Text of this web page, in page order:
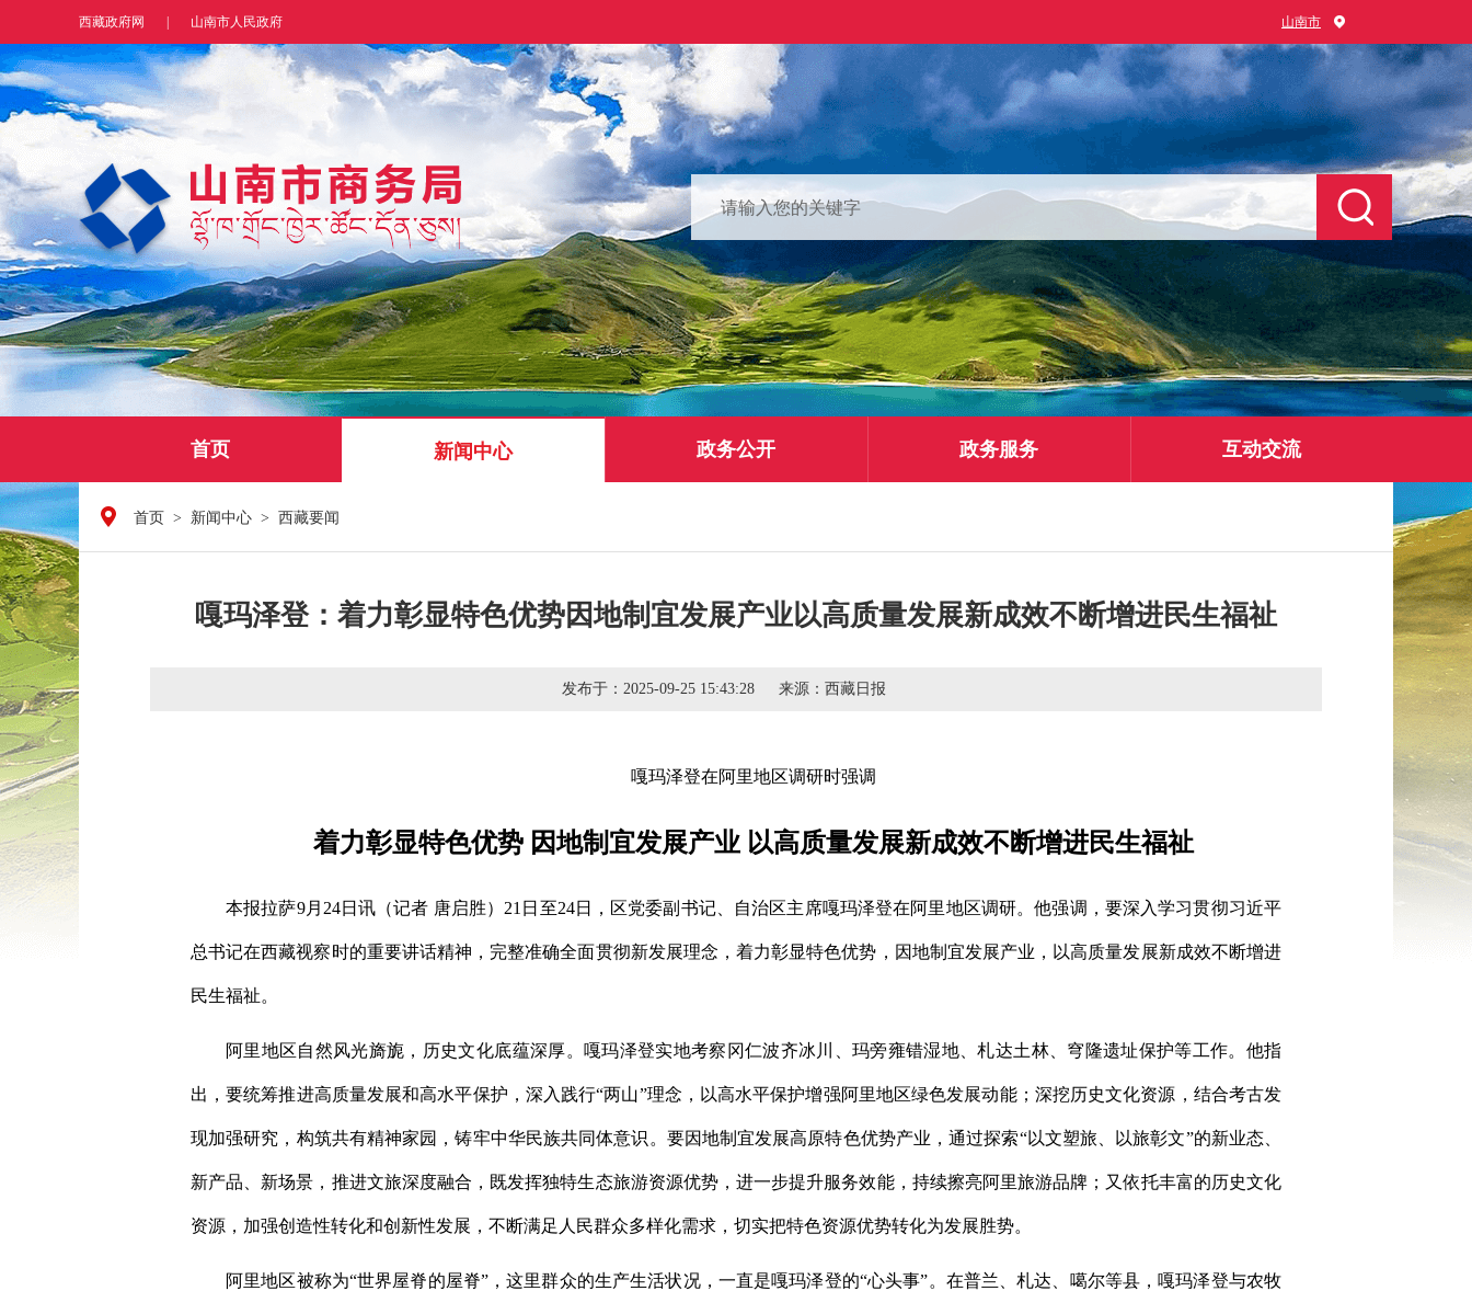
西藏政府网 山南市人民政府 山南市
首页 新闻中心 政务公开 政务服务 互动交流
首页 > 新闻中心 > 西藏要闻
嘎玛泽登：着力彰显特色优势因地制宜发展产业以高质量发展新成效不断增进民生福祉
发布于： 2025-09-25 15:43:28 来源： 西藏日报
嘎玛泽登在阿里地区调研时强调
着力彰显特色优势 因地制宜发展产业 以高质量发展新成效不断增进民生福祉
本报拉萨9月24日讯（记者 唐启胜）21日至24日，区党委副书记、自治区主席嘎玛泽登在阿里地区调研。他强调，要深入学习贯彻习近平
总书记在西藏视察时的重要讲话精神，完整准确全面贯彻新发展理念，着力彰显特色优势，因地制宜发展产业，以高质量发展新成效不断增进
民生福祉。
阿里地区自然风光旖旎，历史文化底蕴深厚。嘎玛泽登实地考察冈仁波齐冰川、玛旁雍错湿地、札达土林、穹隆遗址保护等工作。他指
出，要统筹推进高质量发展和高水平保护，深入践行“两山”理念，以高水平保护增强阿里地区绿色发展动能；深挖历史文化资源，结合考古发
现加强研究，构筑共有精神家园，铸牢中华民族共同体意识。要因地制宜发展高原特色优势产业，通过探索“以文塑旅、以旅彰文”的新业态、
新产品、新场景，推进文旅深度融合，既发挥独特生态旅游资源优势，进一步提升服务效能，持续擦亮阿里旅游品牌；又依托丰富的历史文化
资源，加强创造性转化和创新性发展，不断满足人民群众多样化需求，切实把特色资源优势转化为发展胜势。
阿里地区被称为“世界屋脊的屋脊”，这里群众的生产生活状况，一直是嘎玛泽登的“心头事”。在普兰、札达、噶尔等县，嘎玛泽登与农牧